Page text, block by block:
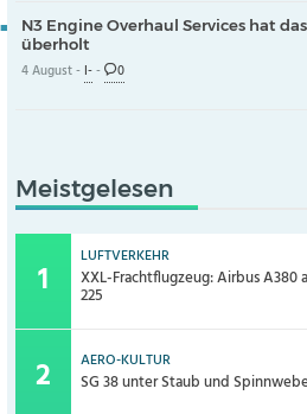
N3 Engine Overhaul Services hat
überholt
4 August - I-- 0
Meistgelesen
LUFTVERKEHR
XXL-Frachtflugzeug: Airbus A380
225
AERO-KULTUR
SG 38 unter Staub und